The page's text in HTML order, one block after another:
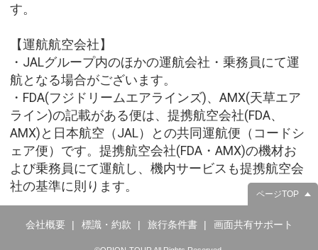
す。
【運航航空会社】
・JALグループ内のほかの運航会社・乗務員にて運
航となる場合がございます。
・FDA(フジドリームエアラインズ)、AMX(天草エア
ライン)の記載がある便は、提携航空会社(FDA、
AMX)と日本航空（JAL）との共同運航便（コードシ
ェア便）です。提携航空会社(FDA・AMX)の機材お
よび乗務員にて運航し、機内サービスも提携航空会
社の基準に則ります。
ページTOP
会社概要 標識・約款 旅行条件書 画面共有サポート